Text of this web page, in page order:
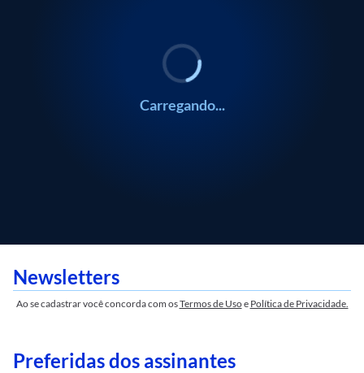
Carregando...
Newsletters
Ao se cadastrar você concorda com osTermos de Usoe Política de Privacidade.
Preferidas dos assinantes